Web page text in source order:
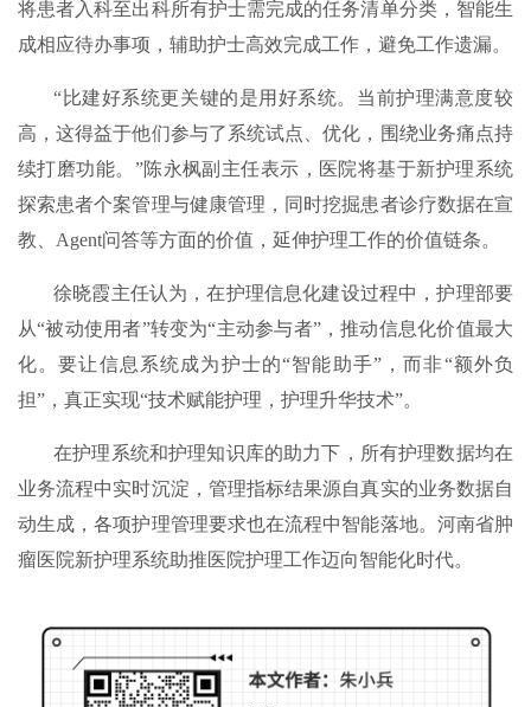
将患者入科至出科所有护士需完成的任务清单分类，智能生
成相应待办事项，辅助护士高效完成工作，避免工作遗漏。
“比建好系统更关键的是用好系统。当前护理满意度较
高，这得益于他们参与了系统试点、优化，围绕业务痛点持
续打磨功能。”陈永枫副主任表示，医院将基于新护理系统
探索患者个案管理与健康管理，同时挖掘患者诊疗数据在宣
教、Agent问答等方面的价值，延伸护理工作的价值链条。
徐晓霞主任认为，在护理信息化建设过程中，护理部要
从“被动使用者”转变为“主动参与者”，推动信息化价值最大
化。要让信息系统成为护士的“智能助手”，而非“额外负
担”，真正实现“技术赋能护理，护理升华技术”。
在护理系统和护理知识库的助力下，所有护理数据均在
业务流程中实时沉淀，管理指标结果源自真实的业务数据自
动生成，各项护理管理要求也在流程中智能落地。河南省肿
瘤医院新护理系统助推医院护理工作迈向智能化时代。